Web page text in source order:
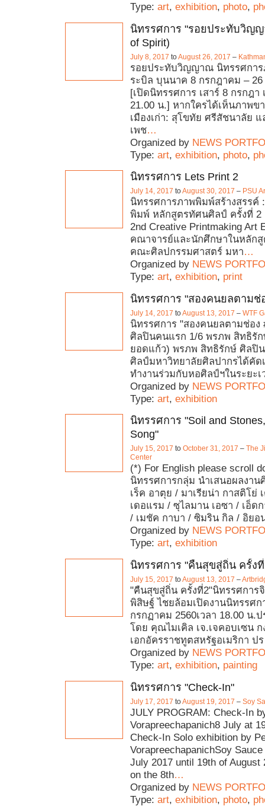
Type: art, exhibition, photo,
นิทรรศการ "รอยประทับวิญ
of Spirit)
July 8, 2017 toAugust 26, 2017 –
รอยประทับวิญญาณ นิทรรศการ
ระบิล บุนนาค 8 กรกฎาคม – 26
[เปิดนิทรรศการ เสาร์ 8 กรกฎา
21.00 น.] หากใครได้เห็นภาพข
เมืองเก่า: สุโขทัย ศรีสัชนาลัย แ
เพช…
Organized by NEWS
Type: art, exhibition, photo,
นิทรรศการ Lets Print 2
July 14, 2017 toAugust 30, 2017 – PSU
นิทรรศการภาพพิมพ์สร้างสรรค์
พิมพ์ หลักสูตรทัศนศิลป์ ครั้งที่ 2
2nd Creative Printmaking Art
คณาจารย์และนักศึกษาในหลัก
คณะศิลปกรรมศาสตร์ มหา…
Organized by NEWS
Type: art, exhibition, print
นิทรรศการ "สองคนยลตามช่
July 14, 2017 toAugust 13, 2017 – WTF
นิทรรศการ "สองคนยลตามช่อง
ศิลปินคนแรก 1/6 พรภพ สิทธิรัก
ยอดแก้ว) พรภพ สิทธิรักษ์ ศิลปิ
ศิลป์มหาวิทยาลัยศิลปากรได้คัด
ทำงานร่วมกับหอศิลป์ฯในระยะเ
Organized by NEWS
Type: art, exhibition
นิทรรศการ "Soil and
Song"
July 15, 2017 to October 31, 2017 – The
Center
(*) For English please scroll
นิทรรศการกลุ่ม นำเสนอผลงาน
เร็ค อาตุย / มาเรียน่า กาสติโย่
เดอแรม / ซุไลมาน เอซา / เอ็ด
/ เมชัค กาบา / ซิมริน กิล / อิยอ
Organized by NEWS
Type: art, exhibition
นิทรรศการ "คืนสุขสู่ถิ่น ครั้ง
July 15, 2017 toAugust 13, 2017 –
"คืนสุขสู่ถิ่น ครั้งที่2"นิทรรศการ
พิสิษฐ์ ไชยล้อมเปิดงานนิทรรศก
กรกฏาคม 2560เวลา 18.00 น.
โดย คุณไมเคิล เจ.เจคอบเซน
เอกอัครราชทูตสหรัฐอเมริกา ปร
Organized by NEWS
Type: art, exhibition, painting
นิทรรศการ "Check-In"
July 17, 2017 toAugust 19, 2017 – Soy
JULY PROGRAM: Check-In
Vorapreechapanich8 July at
Check-In Solo exhibition by
VorapreechapanichSoy
July 2017 until 19th of August
on the 8th…
Organized by NEWS
Type: art, exhibition, photo,